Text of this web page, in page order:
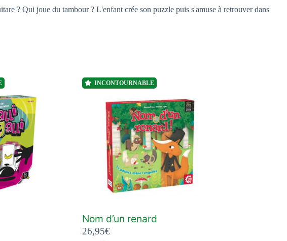
? Qui joue du tambour ? L'enfant crée son puzzle puis s'amuse à retrouver dans
INCONTOURNABLE
Nom d’un renard
26,95€